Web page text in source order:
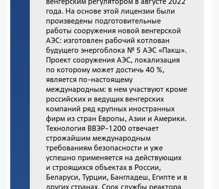
года. На основе этой лицензии были
произведены подготовительные
работы сооружения новой венгерской
АЭС: изготовлен рабочий котлован
будущего энергоблока № 5 АЭС «Пакш».
Проект сооружения АЭС, локализация
по которому может достичь 40 %,
является по-настоящему
международным: в нем участвуют кроме
российских и ведущих венгерских
компаний ряд крупных иностранных
фирм из стран Европы, Азии и Америки.
Технология ВВЭР-1200 отвечает
строжайшим международным
требованиям безопасности и уже
успешно применяется на действующих
и строящихся объектах в России,
Беларуси, Турции, Бангладеш, Египте и в
других странах. Срок службы реактора